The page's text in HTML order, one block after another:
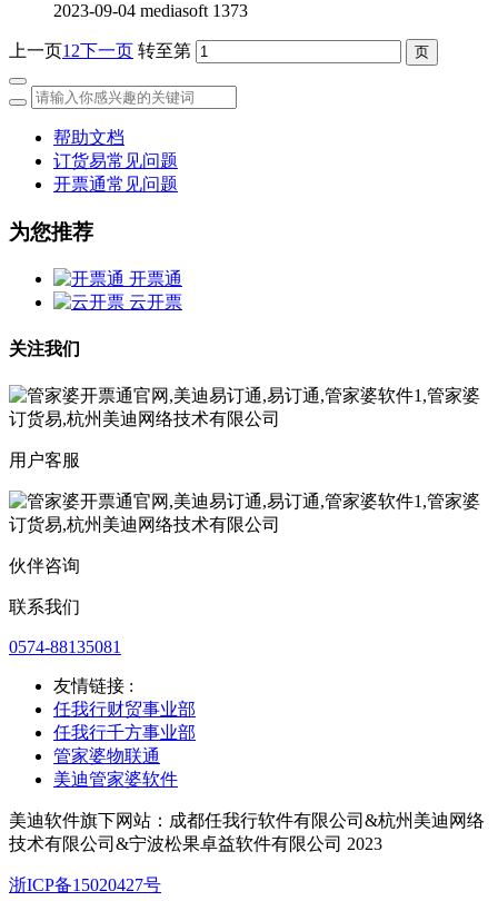
2023-09-04 mediasoft 1373
上一页1 2下一页 转至第
帮助文档
订货易常见问题
开票通常见问题
为您推荐
开票通
云开票
关注我们
用户客服
伙伴咨询
联系我们
0574-88135081
友情链接 :
任我行财贸事业部
任我行千方事业部
管家婆物联通
美迪管家婆软件
美迪软件旗下网站：成都任我行软件有限公司&杭州美迪网络
技术有限公司&宁波松果卓益软件有限公司 2023
浙ICP备15020427号